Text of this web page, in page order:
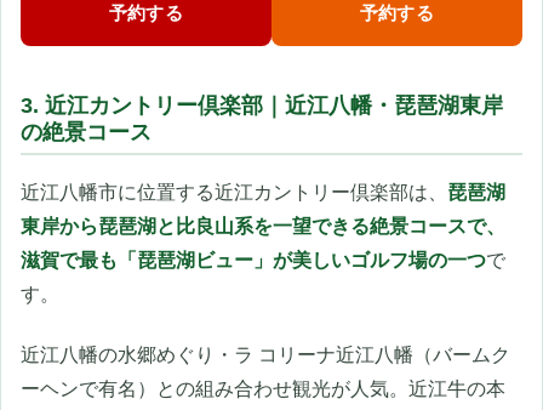
予約する
予約する
3. 近江カントリー倶楽部｜近江八幡・琵琶湖東岸
の絶景コース
近江八幡市に位置する近江カントリー倶楽部は、 琵琶湖
東岸から琵琶湖と比良山系を一望できる絶景コースで、
滋賀で最も「琵琶湖ビュー」が美しいゴルフ場の一つで
す。
近江八幡の水郷めぐり・ラ コリーナ近江八幡（バームク
ーヘンで有名）との組み合わせ観光が人気。近江牛の本